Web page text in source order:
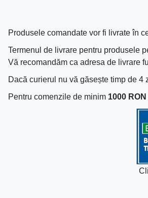
Produsele comandate vor fi livrate în
Termenul de livrare pentru produsele
Vă recomandăm ca adresa de livrare
Dacă curierul nu vă găsește timp de 4
Pentru comenzile de minim 1000 RON